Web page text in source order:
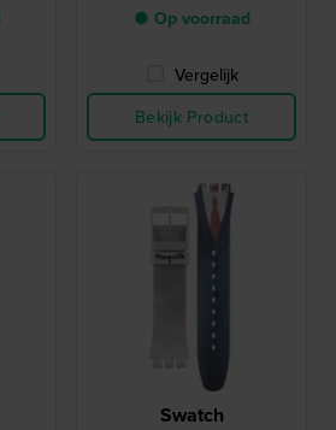
● Op voorraad
Vergelijk
Bekijk Product
Swatch